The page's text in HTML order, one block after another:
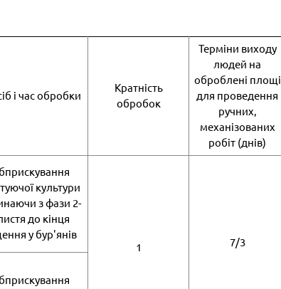
і час обробки
Кратність
обробок
Терміни виходу
людей на
оброблені площі
для проведення
ручних,
механізованих
робіт (днів)
культури
з фази 2-
до кінця
у бур'янів
1
7/3